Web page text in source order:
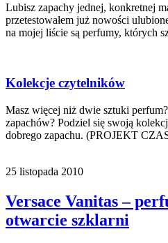
Lubisz zapachy jednej, konkretnej
przetestowałem już nowości
na mojej liście są perfumy, których
Kolekcje czytelników
Masz więcej niż dwie sztuki
zapachów? Podziel się swoją
dobrego zapachu. (PROJEKT
25 listopada 2010
Versace Vanitas –
otwarcie szklarni